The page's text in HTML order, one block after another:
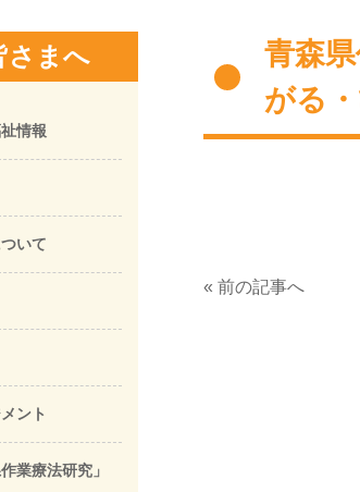
青森
がる
« 前の記事へ
さまへ
情報
いて
ント
業療法研究」